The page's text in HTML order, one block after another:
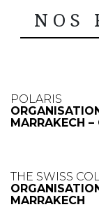
NOS
POLARIS
MARRAKECH
THE SWISS
MARRAKECH